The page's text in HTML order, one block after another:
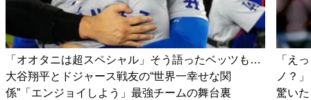
「オオタニは超スペシャル」そう語ったベッツも…
大谷翔平とドジャース戦友の“世界一幸せな関
係”「エンジョイしよう」最強チームの舞台裏
「え
ノ？
驚い